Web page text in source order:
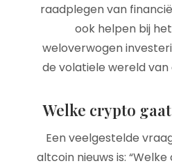
raadplegen van
ook helpen bij
weloverwogen
de volatiele wereld
Welke crypto
Een veelgestelde
altcoin nieuws is: